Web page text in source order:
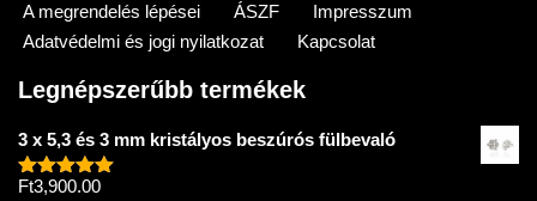
A megrendelés lépései ÁSZF
Impresszum
Adatvédelmi és jogi nyilatkozat
Kapcsolat
Legnépszerűbb termékek
3 x 5,3 és 3 mm kristályos beszúrós fülbevaló
Értékelés:
Ft3,900.00